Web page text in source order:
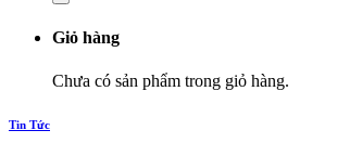
Giỏ hàng
Chưa có sản phẩm trong giỏ hàng.
Tin Tức